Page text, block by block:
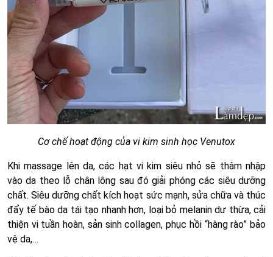
Cơ chế hoạt động của vi kim sinh học Venutox
Khi massage lên da, các hạt vi kim siêu nhỏ sẽ thâm nhập
vào da theo lỗ chân lông sau đó giải phóng các siêu dưỡng
chất. Siêu dưỡng chất kích hoạt sức mạnh, sửa chữa và thúc
đẩy tế bào da tái tạo nhanh hơn, loại bỏ melanin dư thừa, cải
thiện vi tuần hoàn, sản sinh collagen, phục hồi “hàng rào” bảo
vệ da,…